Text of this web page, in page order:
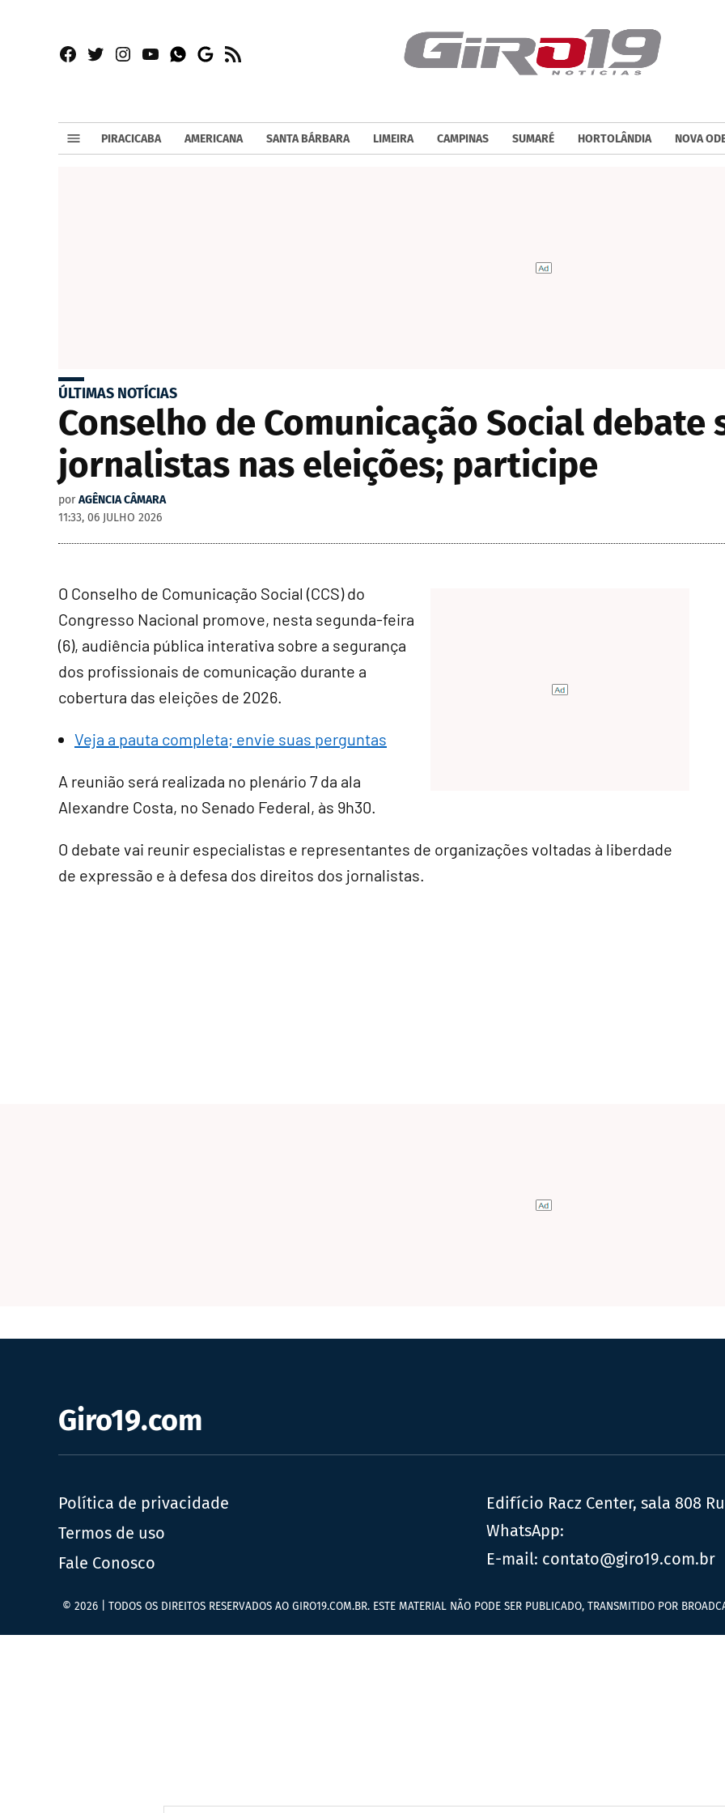
Facebook
TwitterInstagram
YouTubeWhatsapp
Google
RSS
PIRACICABA AMERICANA SANTA BÁRBARA LIMEIRA CAMPINAS SUMARÉ HORTOLÂNDIA NOVA
ÚLTIMAS NOTÍCIAS
Conselho de Comunicação Social debate
jornalistas nas eleições; participe
por AGÊNCIA CÂMARA
11:33, 06 JULHO 2026
O Conselho de Comunicação Social (CCS) do
Congresso Nacional promove, nesta segunda-feira
(6), audiência pública interativa sobre a segurança
dos profissionais de comunicação durante a
cobertura das eleições de 2026.
Veja a pauta completa; envie suas perguntas
A reunião será realizada no plenário 7 da ala
Alexandre Costa, no Senado Federal, às 9h30.
O debate vai reunir especialistas e representantes de organizações voltadas à liberdade
de expressão e à defesa dos direitos dos jornalistas.
Giro19.com
Política de privacidade
Termos de uso
Fale Conosco
Edifício Racz Center, sala 808
WhatsApp:
E-mail: contato@giro19.com.br
© 2026 | TODOS OS DIREITOS RESERVADOS AO GIRO19.COM.BR. ESTE MATERIAL NÃO PODE SER PUBLICADO, TRANSMITIDO POR